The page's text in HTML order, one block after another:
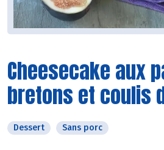
Cheesecake aux
bretons et coulis
Dessert Sans porc